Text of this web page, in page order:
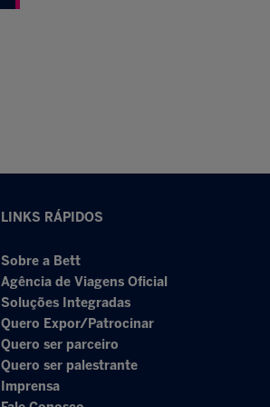
LINKS RÁPIDOS
Sobre a Bett
Agência de Viagens Oficial
Soluções Integradas
Quero Expor/Patrocinar
Quero ser parceiro
Quero ser palestrante
Imprensa